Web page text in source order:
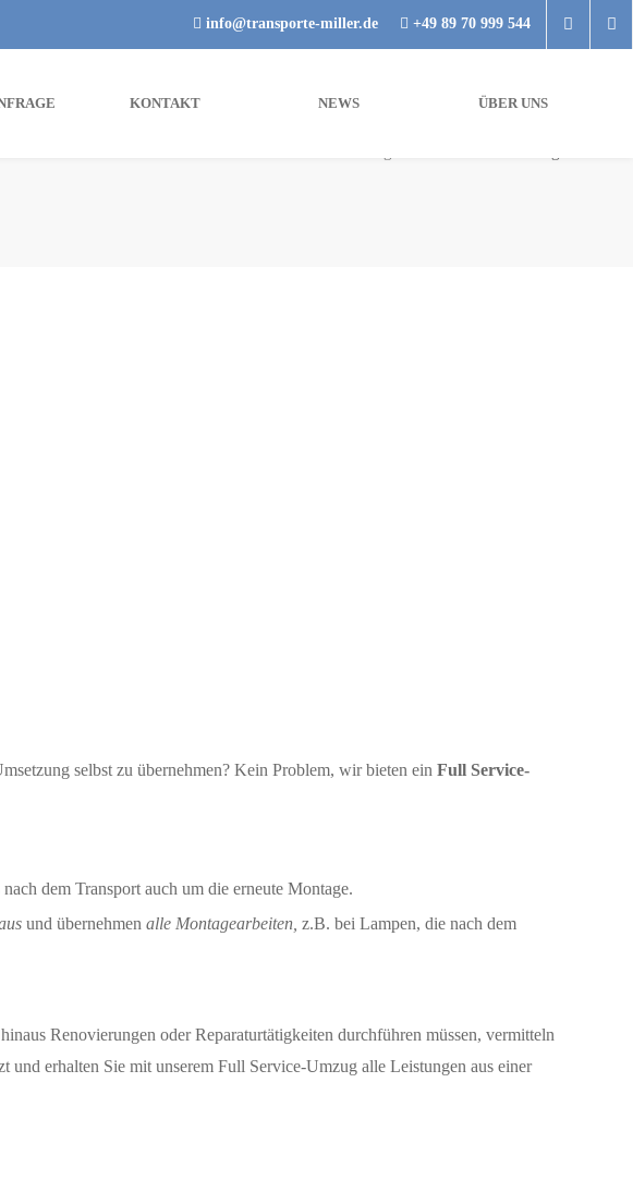
info@transporte-miller.de +49 89 70 999 544
KONTAKT NEWS ÜBER UNS
selbst zu übernehmen? Kein Problem, wir bieten ein Full Service-
dem Transport auch um die erneute Montage.
und übernehmen alle Montagearbeiten, z.B. bei Lampen, die nach dem
Renovierungen oder Reparaturtätigkeiten durchführen müssen, vermitteln
und erhalten Sie mit unserem Full Service-Umzug alle Leistungen aus einer